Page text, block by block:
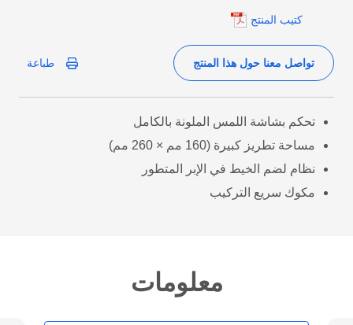
كتيب المنتج
تواصل معنا حول هذا المنتج طباعة
تحكم بشاشة اللمس الملونة بالكامل
مساحة تطريز كبيرة (160 مم × 260 مم)
نظام لضم الخيط في الإبر المتطور
مكوك سريع التركيب
معلومات